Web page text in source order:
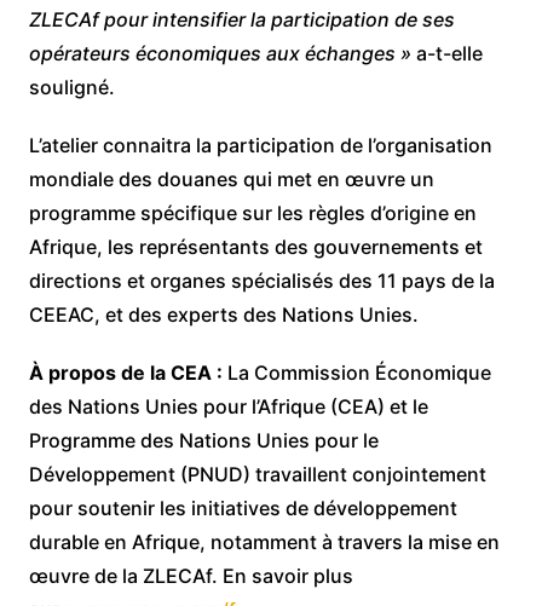
ZLECAf pour intensifier la participation de ses
opérateurs économiques aux échanges » a-t-elle
souligné.
L’atelier connaitra la participation de l’organisation
mondiale des douanes qui met en œuvre un
programme spécifique sur les règles d’origine en
Afrique, les représentants des gouvernements et
directions et organes spécialisés des 11 pays de la
CEEAC, et des experts des Nations Unies.
À propos de la CEA : La Commission Économique
des Nations Unies pour l’Afrique (CEA) et le
Programme des Nations Unies pour le
Développement (PNUD) travaillent conjointement
pour soutenir les initiatives de développement
durable en Afrique, notamment à travers la mise en
œuvre de la ZLECAf. En savoir plus